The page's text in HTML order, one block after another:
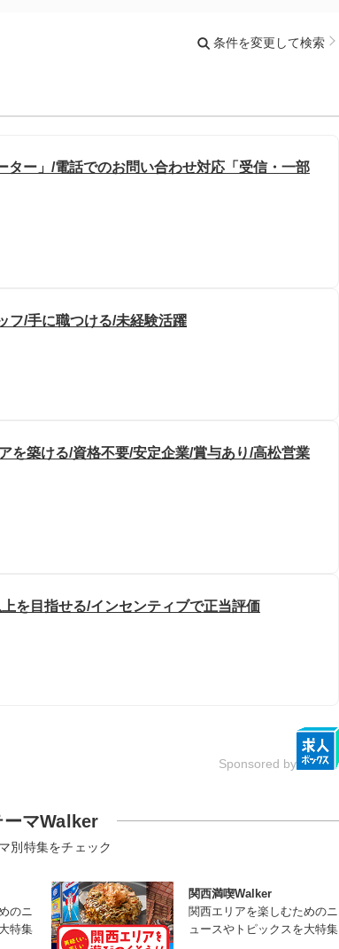
条件を変更して検索
ター」/電話でのお問い合わせ対応「受信・一部
フ/手に職つける/未経験活躍
を築ける/資格不要/安定企業/賞与あり/高松営業
を目指せる/インセンティブで正当評価
Sponsored by
ーマWalker
別特集をチェック
のニ
特集
関西満喫Walker
関西エリアを楽しむためのニ
ュースやトピックスを大特集